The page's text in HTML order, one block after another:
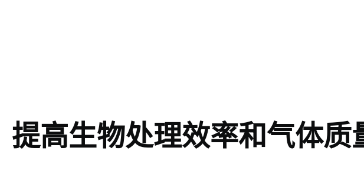
提高生物处理效率和气体质